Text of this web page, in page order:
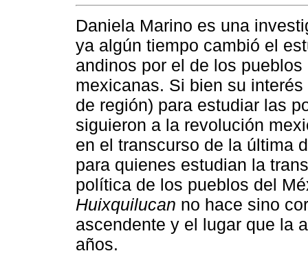
Daniela Marino es una
ya algún tiempo cambió el
andinos por el de los
mexicanas. Si bien su
de región) para estudiar las
siguieron a la revolución
en el transcurso de la última
para quienes estudian la
política de los pueblos del
Huixquilucan no hace sino
ascendente y el lugar que la
años.